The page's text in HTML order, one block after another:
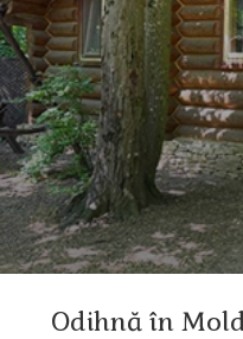
Odihnă în